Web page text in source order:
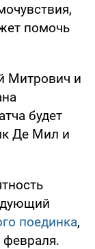
помочь
Митрович и
будет
Де Мил и
поединка,
февраля.